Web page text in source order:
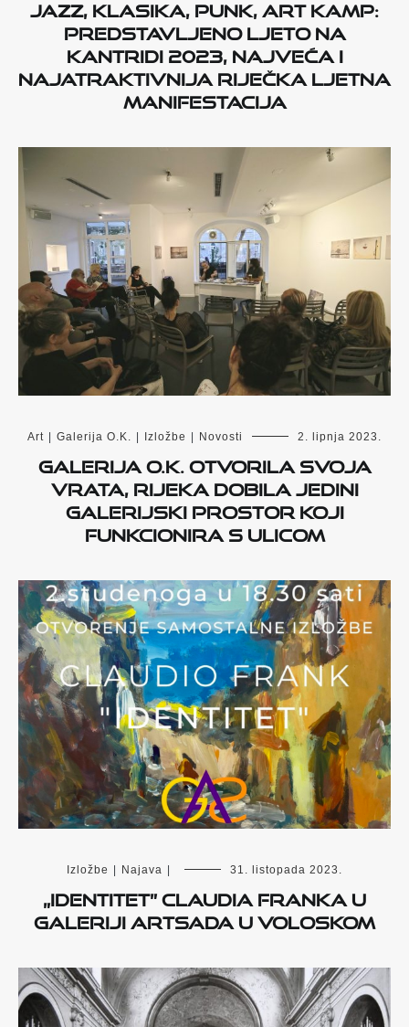
Jazz, klasika, punk, Art Kamp:
Predstavljeno Ljeto na
Kantridi 2023, najveća i
najatraktivnija riječka ljetna
manifestacija
Art | Galerija O.K. | Izložbe | Novosti 2. lipnja 2023.
Galerija O.K. otvorila svoja
vrata, Rijeka dobila jedini
galerijski prostor koji
funkcionira s ulicom
Izložbe | Najava | 31. listopada 2023.
„Identitet” Claudia Franka u
Galeriji Artsada u Voloskom